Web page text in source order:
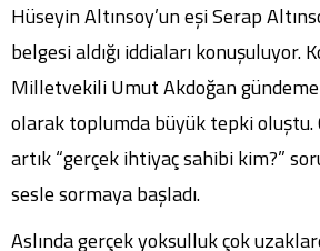
Hüseyin Altınsoy’un eşi Serap
belgesi aldığı iddiaları konuşuluyor.
Milletvekili Umut Akdoğan gündeme
olarak toplumda büyük tepki oluştu.
artık “gerçek ihtiyaç sahibi kim?”
sesle sormaya başladı.
Aslında gerçek yoksulluk çok